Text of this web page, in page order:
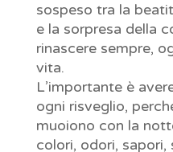
sospeso tra la
e la sorpresa della
rinascere sempre,
vita.
L’importante è
ogni risveglio,
muoiono con la
colori, odori, sapori,